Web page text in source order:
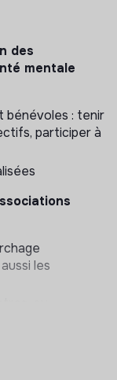
des
mentale
bénévoles : tenir
participer à
les
ces acteurs.